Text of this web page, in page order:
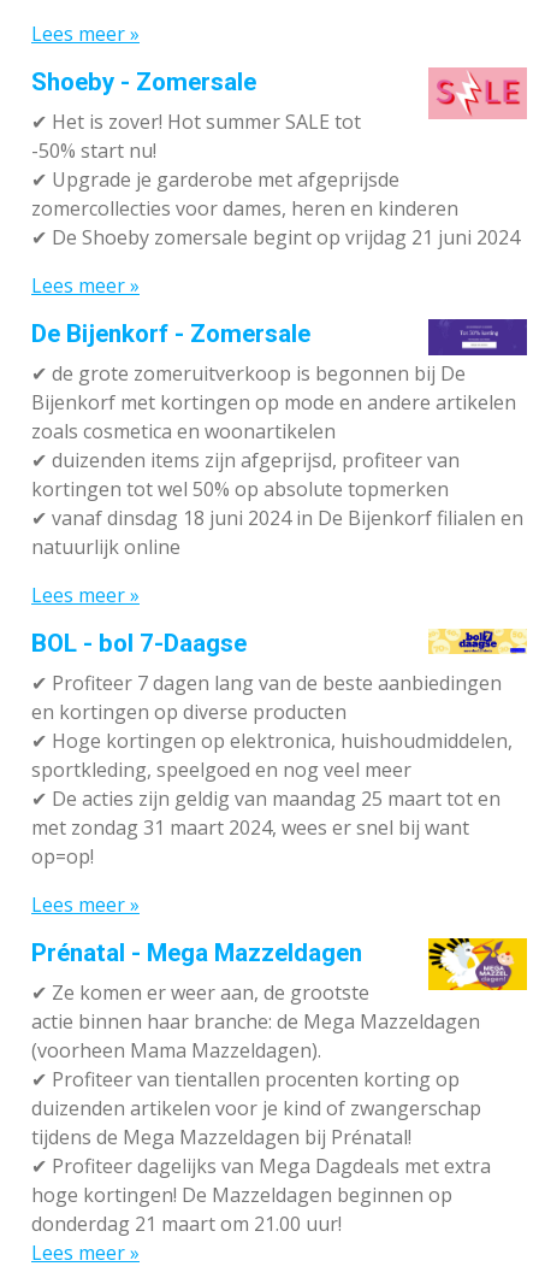
Lees meer »
Shoeby - Zomersale
✔ Het is zover! Hot summer SALE tot
-50% start nu!
✔ Upgrade je garderobe met afgeprijsde
zomercollecties voor dames, heren en kinderen
✔ De Shoeby zomersale begint op vrijdag 21 juni 2024
Lees meer »
De Bijenkorf - Zomersale
✔ de grote zomeruitverkoop is begonnen bij De
Bijenkorf met kortingen op mode en andere artikelen
zoals cosmetica en woonartikelen
✔ duizenden items zijn afgeprijsd, profiteer van
kortingen tot wel 50% op absolute topmerken
✔ vanaf dinsdag 18 juni 2024 in De Bijenkorf filialen en
natuurlijk online
Lees meer »
BOL - bol 7-Daagse
✔ Profiteer 7 dagen lang van de beste aanbiedingen
en kortingen op diverse producten
✔ Hoge kortingen op elektronica, huishoudmiddelen,
sportkleding, speelgoed en nog veel meer
✔ De acties zijn geldig van maandag 25 maart tot en
met zondag 31 maart 2024, wees er snel bij want
op=op!
Lees meer »
Prénatal - Mega Mazzeldagen
✔ Ze komen er weer aan, de grootste
actie binnen haar branche: de Mega Mazzeldagen
(voorheen Mama Mazzeldagen).
✔ Profiteer van tientallen procenten korting op
duizenden artikelen voor je kind of zwangerschap
tijdens de Mega Mazzeldagen bij Prénatal!
✔ Profiteer dagelijks van Mega Dagdeals met extra
hoge kortingen! De Mazzeldagen beginnen op
donderdag 21 maart om 21.00 uur!
Lees meer »